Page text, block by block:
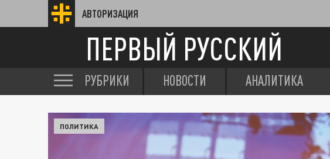
АВТОРИЗАЦИЯ
ПЕРВЫЙ РУССКИЙ
РУБРИКИ НОВОСТИ АНАЛИТИКА
ПОЛИТИКА